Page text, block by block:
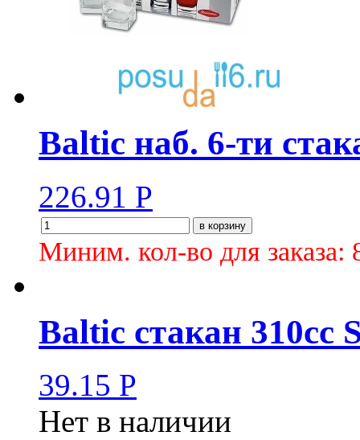
Baltic наб. 6-ти
226.91 Р
в корзину
Миним. кол-во для заказа:
Baltic стакан 310сс
39.15 Р
Нет в наличии